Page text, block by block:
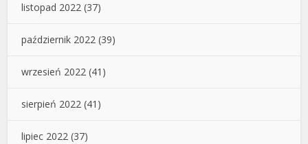
listopad 2022 (37)
październik 2022 (39)
wrzesień 2022 (41)
sierpień 2022 (41)
lipiec 2022 (37)